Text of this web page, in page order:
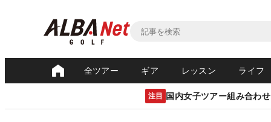
全ツアー ギア レッスン ライフ
注目 国内女子ツアー組み合わせ